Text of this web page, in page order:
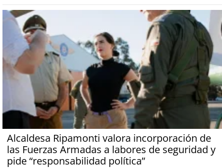
Alcaldesa Ripamonti valora incorporación de
las Fuerzas Armadas a labores de seguridad y
pide “responsabilidad política”